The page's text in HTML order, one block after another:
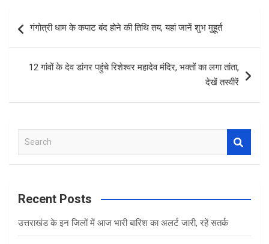
o
k
p
p
navigation
गंगोत्री धाम के कपाट बंद होने की तिथि तय, यहां जानें शुभ मुहूर्त
12 गांवों के देव डांगर पहुंचे रिशेश्वर महादेव मंदिर, भक्तों का लगा तांता,
देखें तस्वीरें
a
c
Recent Posts
उत्तराखंड के इन जिलों में आज भारी बारिश का अलर्ट जारी, रहें सतर्क